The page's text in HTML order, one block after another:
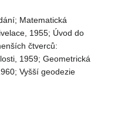
Matematická
1955; Úvod do
čtverců:
1959; Geometrická
Vyšší geodezie